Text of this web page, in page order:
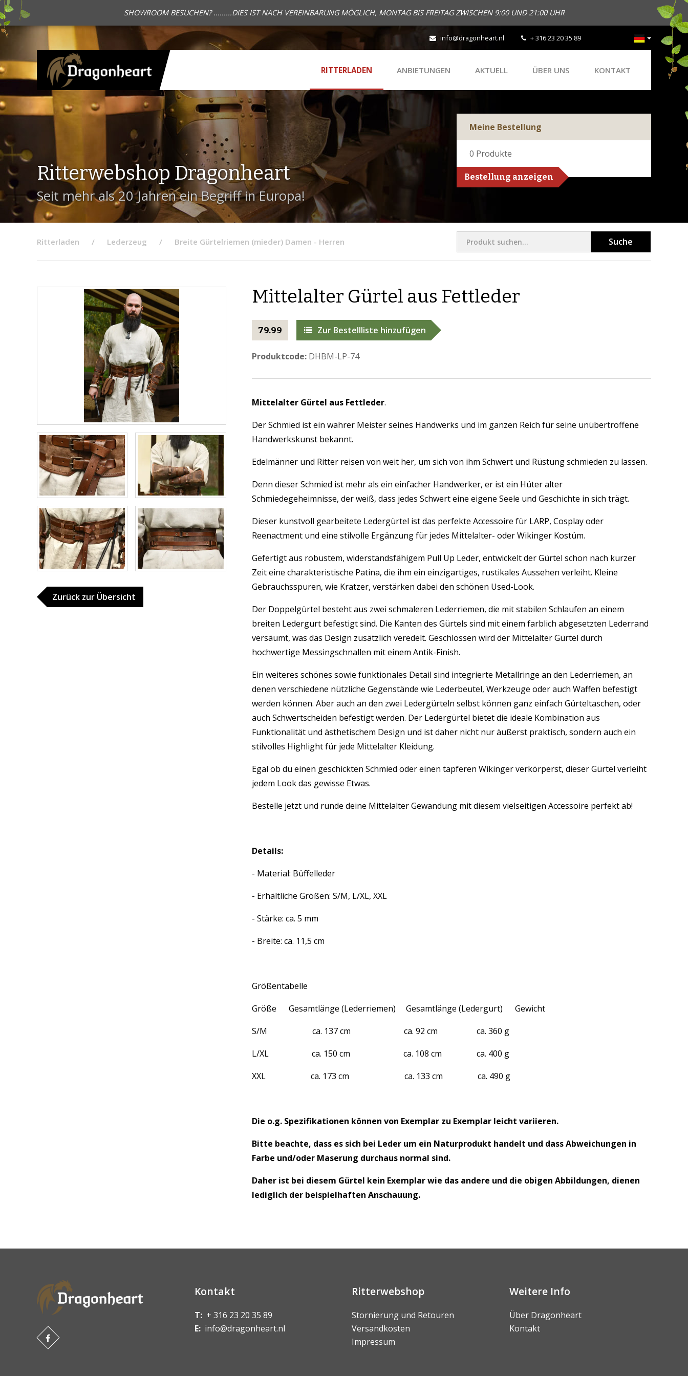
SHOWROOM BESUCHEN? .........DIES IST NACH VEREINBARUNG MÖGLICH, MONTAG BIS FREITAG ZWISCHEN 9:00 UND 21:00 UHR
info@dragonheart.nl + 316 23 20 35 89
RITTERLADEN ANBIETUNGEN AKTUELL ÜBER UNS KONTAKT
Ritterwebshop Dragonheart
Seit mehr als 20 Jahren ein Begriff in Europa!
Meine Bestellung
0 Produkte
Bestellung anzeigen
Ritterladen Lederzeug Breite Gürtelriemen (mieder) Damen - Herren Suche
Zurück zur Übersicht
​Mittelalter Gürtel aus Fettleder
79.99 Zur Bestellliste hinzufügen
Produktcode:DHBM-LP-74
Mittelalter Gürtel aus Fettleder.
Der Schmied ist ein wahrer Meister seines Handwerks und im ganzen Reich für seine unübertroffene
Handwerkskunst bekannt.
Edelmänner und Ritter reisen von weit her, um sich von ihm Schwert und Rüstung schmieden zu lassen.
Denn dieser Schmied ist mehr als ein einfacher Handwerker, er ist ein Hüter alter
Schmiedegeheimnisse, der weiß, dass jedes Schwert eine eigene Seele und Geschichte in sich trägt.
Dieser kunstvoll gearbeitete Ledergürtel ist das perfekte Accessoire für LARP, Cosplay oder
Reenactment und eine stilvolle Ergänzung für jedes Mittelalter- oder Wikinger Kostüm.
Gefertigt aus robustem, widerstandsfähigem Pull Up Leder, entwickelt der Gürtel schon nach kurzer
Zeit eine charakteristische Patina, die ihm ein einzigartiges, rustikales Aussehen verleiht. Kleine
Gebrauchsspuren, wie Kratzer, verstärken dabei den schönen Used-Look.
Der Doppelgürtel besteht aus zwei schmaleren Lederriemen, die mit stabilen Schlaufen an einem
breiten Ledergurt befestigt sind. Die Kanten des Gürtels sind mit einem farblich abgesetzten Lederrand
versäumt, was das Design zusätzlich veredelt. Geschlossen wird der Mittelalter Gürtel durch
hochwertige Messingschnallen mit einem Antik-Finish.
Ein weiteres schönes sowie funktionales Detail sind integrierte Metallringe an den Lederriemen, an
denen verschiedene nützliche Gegenstände wie Lederbeutel, Werkzeuge oder auch Waffen befestigt
werden können. Aber auch an den zwei Ledergürteln selbst können ganz einfach Gürteltaschen, oder
auch Schwertscheiden befestigt werden. Der Ledergürtel bietet die ideale Kombination aus
Funktionalität und ästhetischem Design und ist daher nicht nur äußerst praktisch, sondern auch ein
stilvolles Highlight für jede Mittelalter Kleidung.
Egal ob du einen geschickten Schmied oder einen tapferen Wikinger verkörperst, dieser Gürtel verleiht
jedem Look das gewisse Etwas.
Bestelle jetzt und runde deine Mittelalter Gewandung mit diesem vielseitigen Accessoire perfekt ab!
Details:
- Material: Büffelleder
- Erhältliche Größen: S/M, L/XL, XXL
- Stärke: ca. 5 mm
- Breite: ca. 11,5 cm
Größentabelle
Größe Gesamtlänge (Lederriemen) Gesamtlänge (Ledergurt) Gewicht
S/M ca. 137 cm ca. 92 cm ca. 360 g
L/XL ca. 150 cm ca. 108 cm ca. 400 g
XXL ca. 173 cm ca. 133 cm ca. 490 g
Die o.g. Spezifikationen können von Exemplar zu Exemplar leicht variieren.
Bitte beachte, dass es sich bei Leder um ein Naturprodukt handelt und dass Abweichungen in
Farbe und/oder Maserung durchaus normal sind.
Daher ist bei diesem Gürtel kein Exemplar wie das andere und die obigen Abbildungen, dienen
lediglich der beispielhaften Anschauung.
Kontakt
T: + 316 23 20 35 89
E: info@dragonheart.nl
Ritterwebshop
Stornierung und Retouren
Versandkosten
Impressum
Weitere Info
Über Dragonheart
Kontakt